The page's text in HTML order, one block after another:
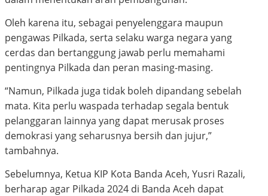
Oleh karena itu, sebagai penyelenggara maupun
pengawas Pilkada, serta selaku warga negara yang
cerdas dan bertanggung jawab perlu memahami
pentingnya Pilkada dan peran masing-masing.
“Namun, Pilkada juga tidak boleh dipandang sebelah
mata. Kita perlu waspada terhadap segala bentuk
pelanggaran lainnya yang dapat merusak proses
demokrasi yang seharusnya bersih dan jujur,”
tambahnya.
Sebelumnya, Ketua KIP Kota Banda Aceh, Yusri Razali,
berharap agar Pilkada 2024 di Banda Aceh dapat